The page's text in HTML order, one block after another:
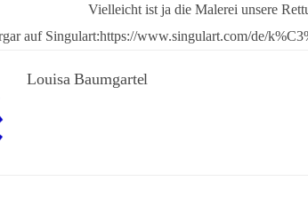
Vielleicht ist ja die Malerei unsere
auf Singulart:https://www.singulart.com/de/
Louisa Baumgartel